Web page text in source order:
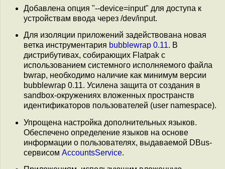
Добавлена опция "--device=input" для доступа к
устройствам ввода через /dev/input.
Для изоляции приложений задействована новая
ветка инструментария bubblewrap 0.11. В
дистрибутивах, собирающих Flatpak с
использованием системного исполняемого файла
bwrap, необходимо наличие как минимум версии
bubblewrap 0.11. Усилена защита от создания в
sandbox-окружениях вложенных пространств
идентификаторов пользователей (user namespace).
Упрощена настройка дополнительных языков.
Обеспечено определение языков на основе
информации о пользователях, выдаваемой DBus-
сервисом AccountsService.